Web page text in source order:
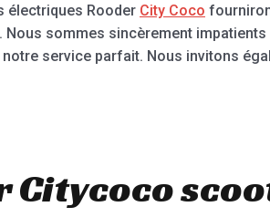
électriques Rooder City Coco
Nous sommes sincèrement
service parfait. Nous invitons
Citycoco